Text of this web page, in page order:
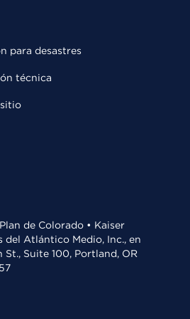
para desastres
técnica
de Colorado • Kaiser
del Atlántico Medio, Inc., en
Suite 100, Portland, OR